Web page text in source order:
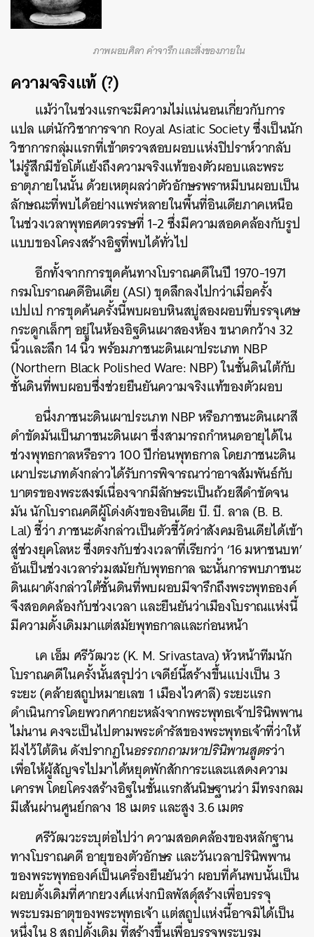
ภาพผอบศิลา คำจารึก และสิ่งของภายใน
ความจริงแท้ (?)
แม้ว่าในช่วงแรกจะมีความไม่แน่นอนเกี่ยวกับการ
แปล แต่นักวิชาการจาก Royal Asiatic Society ซึ่งเป็นนัก
วิชาการกลุ่มแรกที่เข้าตรวจสอบผอบแห่งปิปราห์วากลับ
ไม่รู้สึกมีข้อโต้แย้งถึงความจริงแท้ของตัวผอบและพระ
ธาตุภายในนั้น ด้วยเหตุผลว่าตัวอักษรพราหมีบนผอบเป็น
ลักษณะที่พบได้อย่างแพร่หลายในพื้นที่อินเดียภาคเหนือ
ในช่วงเวลาพุทธศตวรรษที่ 1-2 ซึ่งมีความสอดคล้องกับรูป
แบบของโครงสร้างอิฐที่พบได้ทั่วไป
อีกทั้งจากการขุดค้นทางโบราณคดีในปี 1970-1971
กรมโบราณคดีอินเดีย (ASI) ขุดลึกลงไปกว่าเมื่อครั้ง
เปปเป การขุดค้นครั้งนี้พบผอบหินสบู่สองผอบที่บรรจุเศษ
กระดูกเล็กๆ อยู่ในห้องอิฐดินเผาสองห้อง ขนาดกว้าง 32
นิ้วและลึก 14 นิ้ว พร้อมภาชนะดินเผาประเภท NBP
(Northern Black Polished Ware: NBP) ในชั้นดินใต้กับ
ชั้นดินที่พบผอบซึ่งช่วยยืนยันความจริงแท้ของตัวผอบ
อนึ่งภาชนะดินเผาประเภท NBP หรือภาชนะดินเผาสี
ดำขัดมันเป็นภาชนะดินเผา ซึ่งสามารถกำหนดอายุได้ใน
ช่วงพุทธกาลหรือราว 100 ปีก่อนพุทธกาล โดยภาชนะดิน
เผาประเภทดังกล่าวได้รับการพิจารณาว่าอาจสัมพันธ์กับ
บาตรของพระสงฆ์เนื่องจากมีลักษระเป็นถ้วยสีดำขัดจน
มัน นักโบราณคดีผู้โด่งดังของอินเดีย บี. บี. ลาล (B. B.
Lal) ชี้ว่า ภาชนะดังกล่าวเป็นตัวชี้วัดว่าสังคมอินเดียได้เข้า
สู่ช่วงยุคโลหะ ซึ่งตรงกับช่วงเวลาที่เรียกว่า ‘16 มหาชนบท’
อันเป็นช่วงเวลาร่วมสมัยกับพุทธกาล ฉะนั้นการพบภาชนะ
ดินเผาดังกล่าวใต้ชั้นดินที่พบผอบมีจารึกถึงพระพุทธองค์
จึงสอดคล้องกับช่วงเวลา และยืนยันว่าเมืองโบราณแห่งนี้
มีความดั้งเดิมมาแต่สมัยพุทธกาลและก่อนหน้า
เค เอ็ม ศรีวัฒวะ (K. M. Srivastava) หัวหน้าทีมนัก
โบราณคดีในครั้งนั้นสรุปว่า เจดีย์นี้สร้างขึ้นแบ่งเป็น 3
ระยะ (คล้ายสถูปหมายเลข 1 เมืองไวศาลี) ระยะแรก
ดำเนินการโดยพวกศากยะหลังจากพระพุทธเจ้าปรินิพพาน
ไม่นาน คงจะเป็นไปตามพระดำรัสของพระพุทธเจ้าที่ว่าให้
ฝังไว้ใต้ดิน ดังปรากฏในอรรถกถามหาปรินิพานสูตรว่า
เพื่อให้ผู้สัญจรไปมาได้หยุดพักสักการะและแสดงความ
เคารพ โดยโครงสร้างอิฐในชั้นแรกสันนิษฐานว่า มีทรงกลม
มีเส้นผ่านศูนย์กลาง 18 เมตร และสูง 3.6 เมตร
ศรีวัฒวะระบุต่อไปว่า ความสอดคล้องของหลักฐาน
ทางโบราณคดี อายุของตัวอักษร และวันเวลาปรินิพพาน
ของพระพุทธองค์เป็นเครื่องยืนยันว่า ผอบที่ค้นพบนั้นเป็น
ผอบดั้งเดิมที่ศากยวงศ์แห่งกบิลพัสดุ์สร้างเพื่อบรรจุ
พระบรมธาตุของพระพุทธเจ้า แต่สถูปแห่งนี้อาจมิได้เป็น
SHARE TWEET LINE EMAIL